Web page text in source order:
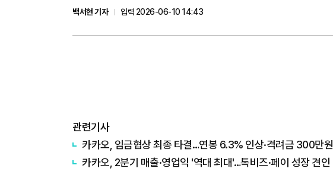
백서현 기자
입력 2026-06-10 14:43
관련기사
카카오, 임금협상 최종 타결…연봉 6.3% 인상·격려금 300만원
카카오, 2분기 매출·영업익 '역대 최대'…톡비즈·페이 성장 견인